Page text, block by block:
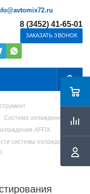
8 (3452) 41-65-01
ЗАКАЗАТЬ ЗВОНОК
Система охлаждения
AFFIX
системы охлаждения, 14